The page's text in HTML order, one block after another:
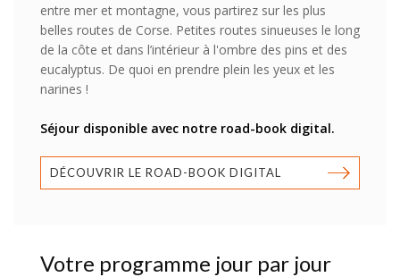
entre mer et montagne, vous partirez sur les plus
belles routes de Corse. Petites routes sinueuses le long
de la côte et dans l’intérieur à l'ombre des pins et des
eucalyptus. De quoi en prendre plein les yeux et les
narines !
Séjour disponible avec notre road-book digital.
DÉCOUVRIR LE ROAD-BOOK DIGITAL
Votre programme jour par jour